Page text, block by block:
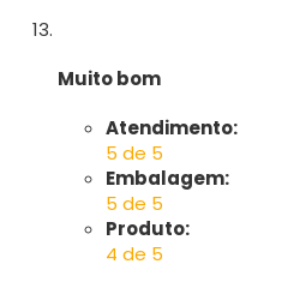
Muito bom
Atendimento:
5 de 5
Embalagem:
5 de 5
Produto:
4 de 5